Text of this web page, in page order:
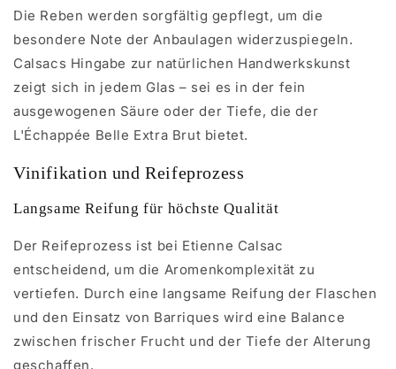
Die Reben werden sorgfältig gepflegt, um die
besondere Note der Anbaulagen widerzuspiegeln.
Calsacs Hingabe zur natürlichen Handwerkskunst
zeigt sich in jedem Glas – sei es in der fein
ausgewogenen Säure oder der Tiefe, die der
L'Échappée Belle Extra Brut bietet.
Vinifikation und Reifeprozess
Langsame Reifung für höchste Qualität
Der Reifeprozess ist bei Etienne Calsac
entscheidend, um die Aromenkomplexität zu
vertiefen. Durch eine langsame Reifung der Flaschen
und den Einsatz von Barriques wird eine Balance
zwischen frischer Frucht und der Tiefe der Alterung
geschaffen.